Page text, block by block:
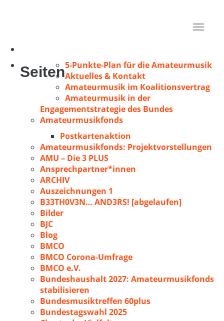
Toggle
Seiten5-Punkte-Plan für die Amateurmusik
Aktuelles & Kontakt
Amateurmusik im Koalitionsvertrag
Amateurmusik in der
Engagementstrategie des Bundes
Amateurmusikfonds
Postkartenaktion
Amateurmusikfonds: Projektvorstellungen
AMU – Die 3 PLUS
Ansprechpartner*innen
ARCHIV
Auszeichnungen 1
B33TH0V3N… AND3RS! [abgelaufen]
Bilder
BJC
Blog
BMCO
BMCO Corona-Umfrage
BMCO e.V.
Bundeshaushalt 2027: Amateurmusikfonds
stabilisieren
Bundesmusiktreffen 60plus
Bundestagswahl 2025